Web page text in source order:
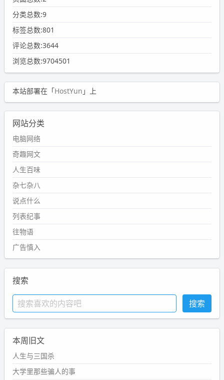
分类总数:9
标签总数:801
评论总数:3644
浏览总数:9704501
本站部署在「HostYun 」上
网站分类
电脑网络
奇趣网文
人生百味
杂七杂八
说点什么
列表纪事
往物语
广告慎入
搜索
本周旧文
人生与三国杀
大学里那些骗人的事